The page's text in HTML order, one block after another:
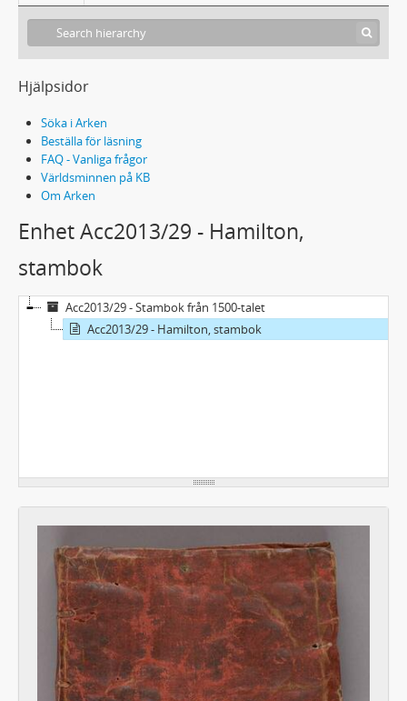
Hjälpsidor
Söka i Arken
Beställa för läsning
FAQ - Vanliga frågor
Världsminnen på KB
Om Arken
Enhet Acc2013/29 - Hamilton,
stambok
Acc2013/29 - Stambok från 1500-talet
Acc2013/29 - Hamilton, stambok